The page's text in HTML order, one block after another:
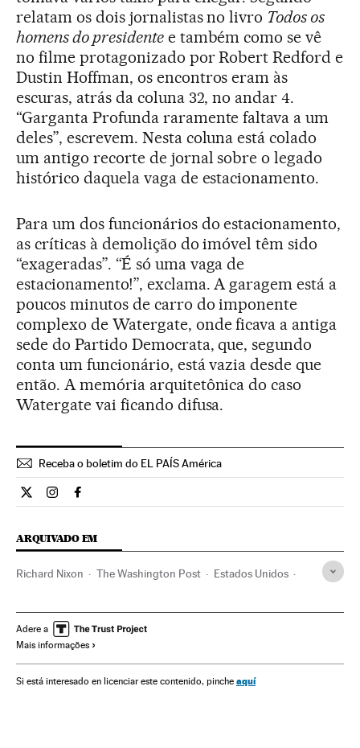
relatam os dois jornalistas no livro Todos os
homens do presidentee também como se vê
no filme protagonizado por Robert Redford e
Dustin Hoffman, os encontros eram às
escuras, atrás da coluna 32, no andar 4.
“Garganta Profunda raramente faltava a um
deles”, escrevem. Nesta coluna está colado
um antigo recorte de jornal sobre o legado
histórico daquela vaga de estacionamento.
Para um dos funcionários do estacionamento,
as críticas à demolição do imóvel têm sido
“exageradas”. “É só uma vaga de
estacionamento!”, exclama. A garagem está a
poucos minutos de carro do imponente
complexo de Watergate, onde ficava a antiga
sede do Partido Democrata, que, segundo
conta um funcionário, está vazia desde que
então. A memória arquitetônica do caso
Watergate vai ficando difusa.
Receba o boletim do EL PAÍS América
Internacional El País Brasil en Twitter
Internacional El País Brasil en Instagram
Internacional El País Brasil en Facebook
ARQUIVADO EM
Richard Nixon The Washington Post Estados Unidos
América do Norte História contemporânea
Meios comunicação
Adere a
Mais informações
Si está interesado en licenciar este contenido, pinche aquí